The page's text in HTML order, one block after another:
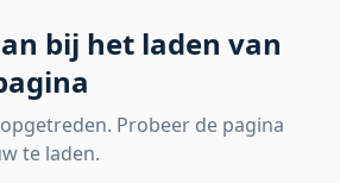
bij het laden van
Probeer de pagina
te laden.